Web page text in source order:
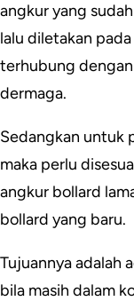
angkur yang
lalu diletakan
terhubung
dermaga.
Sedangkan untuk
maka perlu
angkur bollard
bollard yang baru.
Tujuannya adalah
bila masih dalam